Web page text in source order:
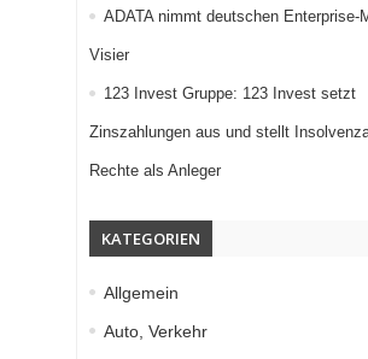
ADATA nimmt deutschen Enterprise-
Visier
123 Invest Gruppe: 123 Invest setzt
Zinszahlungen aus und stellt
Rechte als Anleger
KATEGORIEN
Allgemein
Auto, Verkehr